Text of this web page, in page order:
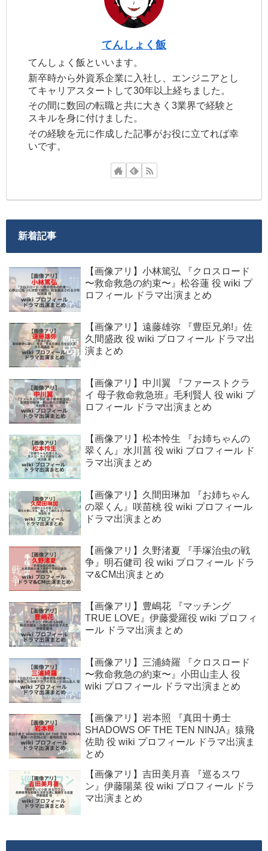
てんしょく飯
てんしょく飯といいます。
新卒時から外資系企業に入社し、エンジニアとし
てキャリアスタートして30年以上経ちました。
その間に数回の転職と共に大きく3業界で経験と
スキルを身に付けました。
その経験を元に作成した記事がお役に立てれば幸
いです。
新着記事
【画像アリ】小林篤弘 『クロスロード
〜救命救急の約束〜』松谷蓮 役 wiki プ
ロフィール ドラマ出演まとめ
【画像アリ】遠藤雄弥 『豊臣兄弟!』佐
久間盛政 役 wiki プロフィール ドラマ出
演まとめ
【画像アリ】中川翼 『ファーストクラ
イ 母子救命救急班』毛利賢人 役 wiki プ
ロフィール ドラマ出演まとめ
【画像アリ】松本怜生 『お姉ちゃんの
翠くん』水川菖 役 wiki プロフィール ド
ラマ出演まとめ
【画像アリ】久間田琳加 『お姉ちゃん
の翠くん』咲苗桃 役 wiki プロフィール
ドラマ出演まとめ
【画像アリ】久野渚夏 『手塚治虫の戦
争』明石健司 役 wiki プロフィール ドラ
マ&CM出演まとめ
【画像アリ】豊嶋花 『マッチング
TRUE LOVE』伊藤愛羅役 wiki プロフィ
ール ドラマ出演まとめ
【画像アリ】三浦綺羅 『クロスロード
〜救命救急の約束〜』小田山圭人 役
wiki プロフィール ドラマ出演まとめ
【画像アリ】岩本照 『真田十勇士
SHADOWS OF THE TEN NINJA』猿飛
佐助 役 wiki プロフィール ドラマ出演ま
とめ
【画像アリ】吉田美月喜 『巡るスワ
ン』伊藤陽菜 役 wiki プロフィール ドラ
マ出演まとめ